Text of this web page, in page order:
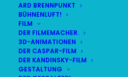
ARD BRENNPUNKT
BÜHNENLUFT!
FILM
DER FILMEMACHER.
3D-ANIMATIONEN
DER CASPAR-FILM
DER KANDINSKY-FILM
GESTALTUNG
© STEFAN SCHEIDER
LIVE(alle Termine